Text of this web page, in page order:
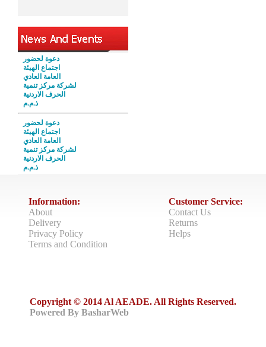
دعوة لحضور
اجتماع الهيئة
العامة العادي
لشركة مركز تنمية
الحرف الاردنية
ذ.م.م
دعوة لحضور
اجتماع الهيئة
العامة العادي
لشركة مركز تنمية
الحرف الاردنية
ذ.م.م
Information:
About
Delivery
Privacy Policy
Terms and Condition
Customer Service:
Contact Us
Returns
Helps
Copyright © 2014 Al AEADE. All Rights Reserved.
Powered By BasharWeb